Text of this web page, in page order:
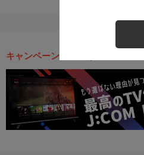
キャンペーン・お得な情報